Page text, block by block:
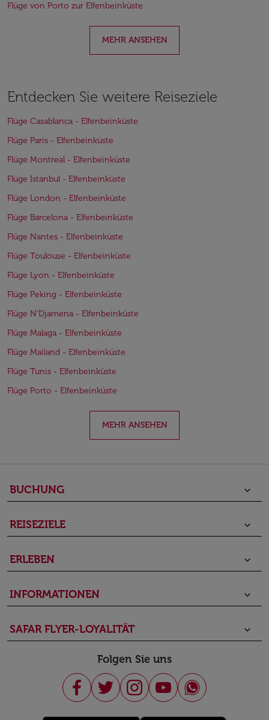
Flüge von Porto zur Elfenbeinküste
MEHR ANSEHEN
Entdecken Sie weitere Reiseziele
Flüge Casablanca - Elfenbeinküste
Flüge Paris - Elfenbeinküste
Flüge Montreal - Elfenbeinküste
Flüge Istanbul - Elfenbeinküste
Flüge London - Elfenbeinküste
Flüge Barcelona - Elfenbeinküste
Flüge Nantes - Elfenbeinküste
Flüge Toulouse - Elfenbeinküste
Flüge Lyon - Elfenbeinküste
Flüge Peking - Elfenbeinküste
Flüge N’Djamena - Elfenbeinküste
Flüge Malaga - Elfenbeinküste
Flüge Mailand - Elfenbeinküste
Flüge Tunis - Elfenbeinküste
Flüge Porto - Elfenbeinküste
MEHR ANSEHEN
BUCHUNG keyboard_arrow_down
REISEZIELE keyboard_arrow_down
ERLEBEN keyboard_arrow_down
INFORMATIONEN keyboard_arrow_down
SAFAR FLYER-LOYALITÄT keyboard_arrow_down
Folgen Sie uns